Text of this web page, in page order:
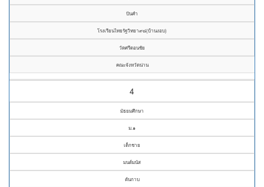
ปันคำ
โรงเรียนไทยรัฐวิทยา๙๘(บ้านงอบ)
วัดศรีดอนชัย
คณะจังหวัดน่าน
4
มัธยมศึกษา
ม.๑
เด็กชาย
มนต์มนัส
ตันกาบ